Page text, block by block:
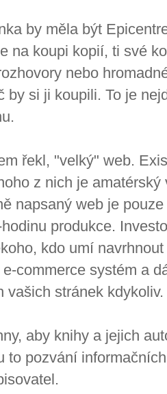
by měla být
na koupi kopií, ti své
nebo
by si ji koupili. To je
řekl, "velký" web.
z nich je
napsaný web je
produkce.
kdo umí
commerce systém a
vašich stránek kdykoliv.
aby knihy a jejich
to pozvání